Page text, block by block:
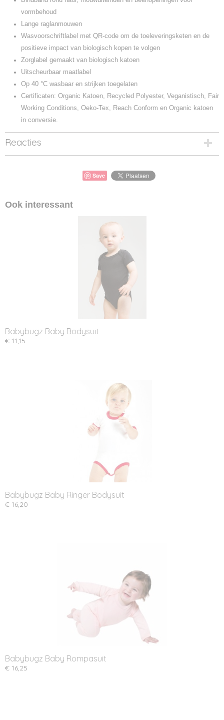
vormbehoud
Lange raglanmouwen
Wasvoorschriftlabel met QR-code om de toeleveringsketen en de
positieve impact van biologisch kopen te volgen
Zorglabel gemaakt van biologisch katoen
Uitscheurbaar maatlabel
Op 40 °C wasbaar en strijken toegelaten
Certificaten: Organic Katoen, Recycled Polyester, Veganistisch, Fair
Working Conditions, Oeko-Tex, Reach Conform en Organic katoen
in conversie.
Reacties
Save
Ook interessant
Babybugz Baby Bodysuit
€ 11,15
Babybugz Baby Ringer Bodysuit
€ 16,20
Babybugz Baby Rompasuit
€ 16,25